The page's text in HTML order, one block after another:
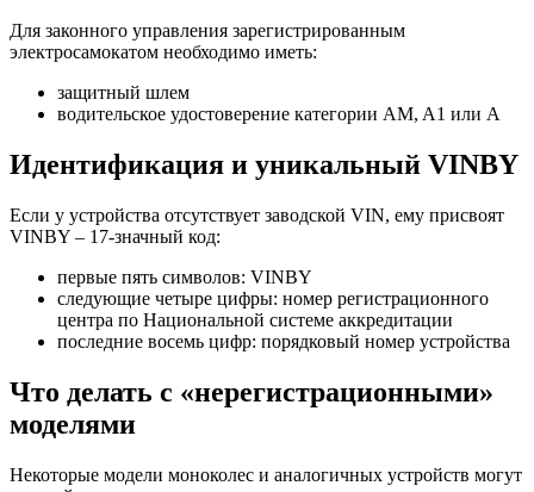
Для законного управления зарегистрированным
электросамокатом необходимо иметь:
защитный шлем
водительское удостоверение категории AM, A1 или A
Идентификация и уникальный VINBY
Если у устройства отсутствует заводской VIN, ему присвоят
VINBY – 17-значный код:
первые пять символов: VINBY
следующие четыре цифры: номер регистрационного
центра по Национальной системе аккредитации
последние восемь цифр: порядковый номер устройства
Что делать с «нерегистрационными»
моделями
Некоторые модели моноколес и аналогичных устройств могут